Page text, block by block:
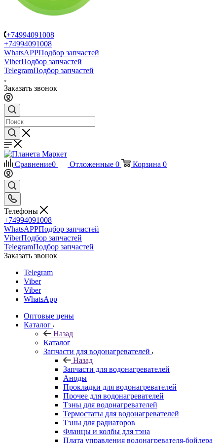
+74994091008
+74994091008
WhatsAPPПодбор запчастей
ViberПодбор запчастей
TelegramПодбор запчастей
Заказать звонок
Сравнение0 Отложенные 0 Корзина 0
Телефоны
+74994091008
WhatsAPPПодбор запчастей
ViberПодбор запчастей
TelegramПодбор запчастей
Заказать звонок
Telegram
Viber
Viber
WhatsApp
Оптовые цены
Каталог
Назад
Каталог
Запчасти для водонагревателей
Назад
Запчасти для водонагревателей
Аноды
Прокладки для водонагревателей
Прочее для водонагревателей
Тэны для водонагревателей
Термостаты для водонагревателей
Тэны для радиаторов
Фланцы и колбы для тэна
Плата управления водонагревателя-бойлера